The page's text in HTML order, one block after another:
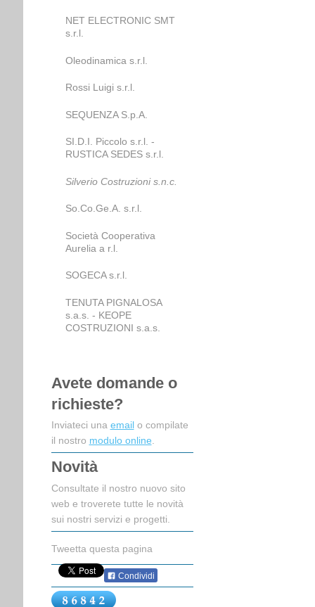
NET ELECTRONIC SMT
s.r.l.
Oleodinamica s.r.l.
Rossi Luigi s.r.l.
SEQUENZA S.p.A.
SI.D.I. Piccolo s.r.l. -
RUSTICA SEDES s.r.l.
Silverio Costruzioni s.n.c.
So.Co.Ge.A. s.r.l.
Società Cooperativa
Aurelia a r.l.
SOGECA s.r.l.
TENUTA PIGNALOSA
s.a.s. - KEOPE
COSTRUZIONI s.a.s.
Avete domande o
richieste?
Inviateci una emailo compilate
il nostro modulo online.
Novità
Consultate il nostro nuovo sito
web e troverete tutte le novità
sui nostri servizi e progetti.
Tweetta questa pagina
Condividi